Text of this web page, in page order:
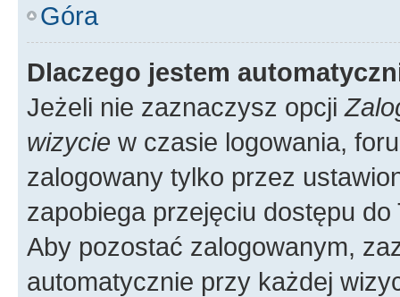
Góra
Dlaczego jestem
Jeżeli nie zaznaczysz opcji
wizycie w czasie logowania,
zalogowany tylko przez
zapobiega przejęciu dostępu
Aby pozostać zalogowanym,
automatycznie przy każdej